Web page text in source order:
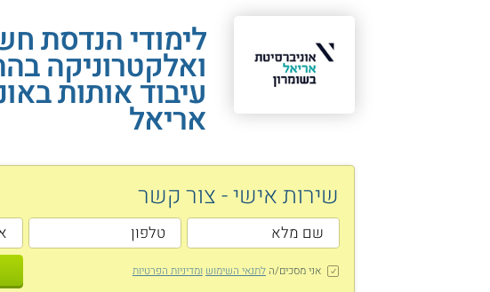
לימודי הנדסת
ואלקטרוניקה
עיבוד אותות
אריאל
שירות אישי - צור קשר
אני מסכים/הלתנאי השימוש ומדיניות הפרטיות